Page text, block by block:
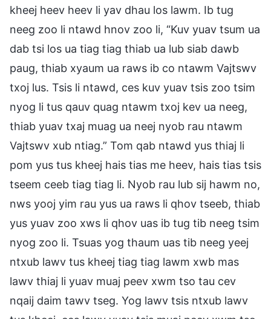
kheej heev heev li yav dhau los lawm. Ib tug
neeg zoo li ntawd hnov zoo li, “Kuv yuav tsum ua
dab tsi los ua tiag tiag thiab ua lub siab dawb
paug, thiab xyaum ua raws ib co ntawm Vajtswv
txoj lus. Tsis li ntawd, ces kuv yuav tsis zoo tsim
nyog li tus qauv quag ntawm txoj kev ua neeg,
thiab yuav txaj muag ua neej nyob rau ntawm
Vajtswv xub ntiag.” Tom qab ntawd yus thiaj li
pom yus tus kheej hais tias me heev, hais tias tsis
tseem ceeb tiag tiag li. Nyob rau lub sij hawm no,
nws yooj yim rau yus ua raws li qhov tseeb, thiab
yus yuav zoo xws li qhov uas ib tug tib neeg tsim
nyog zoo li. Tsuas yog thaum uas tib neeg yeej
ntxub lawv tus kheej tiag tiag lawm xwb mas
lawv thiaj li yuav muaj peev xwm tso tau cev
nqaij daim tawv tseg. Yog lawv tsis ntxub lawv